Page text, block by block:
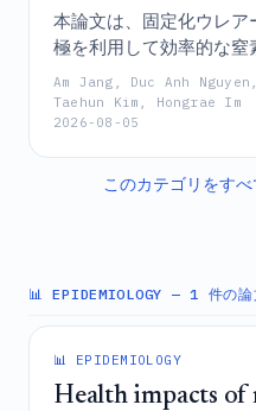
本論文は、固定化ウレ
極を利用して効率的な
しつつ、物理情報モデル
を行うことで、希釈され
のアンモニウムを同時に
得を伴うグリーン水素
メンブレンフリーのプ
Am Jang, Duc Anh
Taehun Kim, Hongrae Im
2026-08-05
このカテゴリをす
📊 EPIDEMIOLOGY — 1 件の論
📊 EPIDEMIOLOGY
Health impacts of